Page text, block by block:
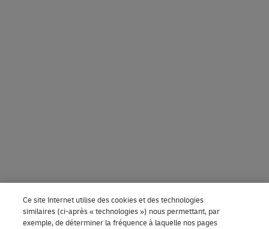
Ce site Internet utilise des cookies et des technologies
similaires (ci-après « technologies ») nous permettant, par
exemple, de déterminer la fréquence à laquelle nos pages